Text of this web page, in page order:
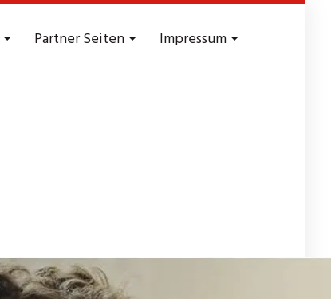
Partner Seiten Impressum